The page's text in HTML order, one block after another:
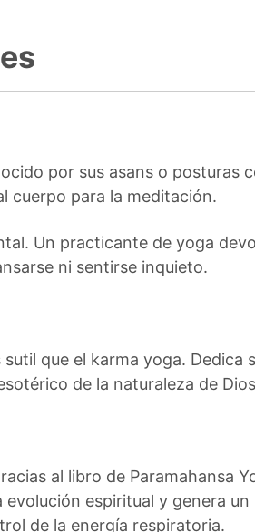
por sus asans o posturas
cuerpo para la meditación.
Un practicante de yoga
ni sentirse inquieto.
que el karma yoga. Dedica
de la naturaleza de
al libro de Paramahansa
espiritual y genera
de la energía respiratoria.